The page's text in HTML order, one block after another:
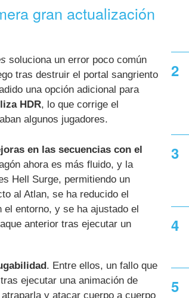
gran actualización
soluciona un error poco común
tras destruir el portal sangriento
una opción adicional para
HDR, lo que corrige el
algunos jugadores.
en las secuencias con el
ahora es más fluido, y la
Hell Surge, permitiendo un
al Atlan, se ha reducido el
el entorno, y se ha ajustado el
anterior tras ejecutar un
. Entre ellos, un fallo que
ejecutar una animación de
y atacar cuerpo a cuerpo